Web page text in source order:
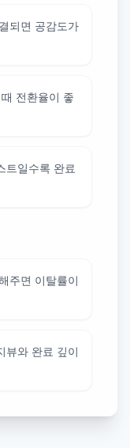
되면 공감도가
전환율이 좋
트일수록 완료
주면 이탈률이
뷰와 완료 깊이